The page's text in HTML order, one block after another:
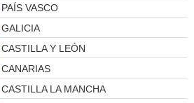
PAÍS VASCO
GALICIA
CASTILLA Y LEÓN
CANARIAS
CASTILLA LA MANCHA